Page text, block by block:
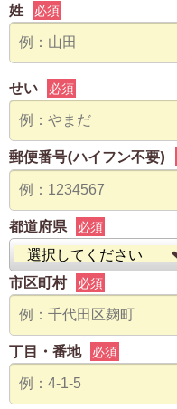
姓 必須
せい 必須
郵便番号(ハイフン不要)
都道府県 必須
市区町村 必須
丁目・番地 必須